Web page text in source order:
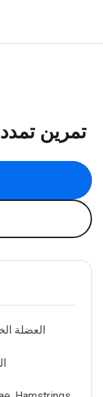
تمرين تمدد
العضلة